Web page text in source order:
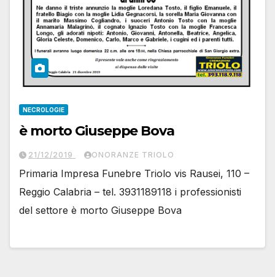
NECROLOGIE
è morto Giuseppe Bova
21/12/2019 ONORANZE TRIOLO
Primaria Impresa Funebre Triolo vis Rausei, 110 –
Reggio Calabria – tel. 3931189118 i professionisti
del settore è morto Giuseppe Bova